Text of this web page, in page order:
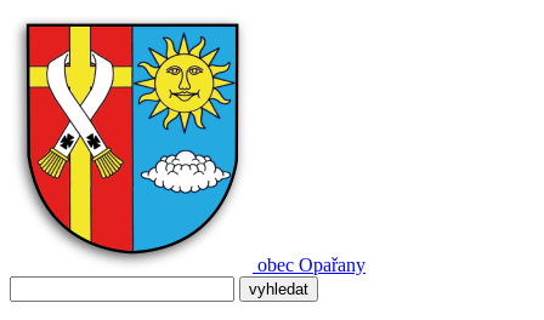
obec Opařany